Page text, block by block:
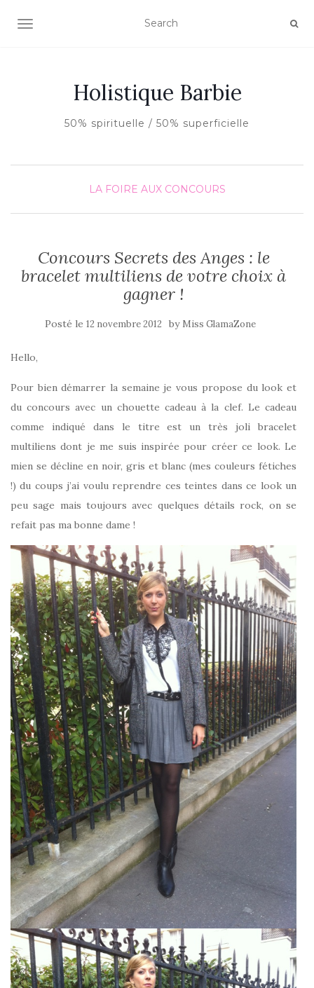
AFFICHER/MASQUER LA NAVIGATION
Holistique Barbie
50% spirituelle / 50% superficielle
LA FOIRE AUX CONCOURS
Concours Secrets des Anges : le
bracelet multiliens de votre choix à
gagner !
Posté le 12 novembre 2012 by Miss GlamaZone
Hello,
Pour bien démarrer la semaine je vous propose du look et
du concours avec un chouette cadeau à la clef. Le cadeau
comme indiqué dans le titre est un très joli bracelet
multiliens dont je me suis inspirée pour créer ce look. Le
mien se décline en noir, gris et blanc (mes couleurs fétiches
!) du coups j’ai voulu reprendre ces teintes dans ce look un
peu sage mais toujours avec quelques détails rock, on se
refait pas ma bonne dame !